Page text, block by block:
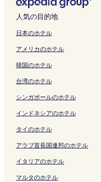
ン
ク
a
h
S
y
i
v
i
n
H
t
l
A
s
a
く
リ
ン
ク
開
く
リ
ン
ー
ジ
を
開
リ
ク
n
o
e
o
t
s
の
ペ
ジ
開
リ
ン
ク
E
の
ペ
ー
を
く
リ
ン
ク
t
h
e
t
l
c
a
r
ペ
ジ
開
く
リ
ン
の
ペ
ー
ジ
開
リ
ン
ク
w
a
N
a
a
ペ
ー
ジ
を
く
ン
N
a
a
o
u
s
a
i
o
i
ペ
ー
ジ
を
を
開
く
リ
ク
i
n
w
の
ー
ジ
を
開
リ
ク
ペ
ー
ジ
を
く
ン
ク
の
ペ
ー
ジ
開
リ
ン
ク
e
l
N
a
a
ペ
ー
ジ
を
く
ン
c
y
N
a
a
O
k
i
n
w
の
ー
ジ
を
開
t
e
N
h
の
ペ
ー
ジ
開
リ
ク
o
n
H
o
e
I
の
ペ
ー
を
く
ン
ク
人気の目的地
日本のホテル
アメリカのホテル
韓国のホテル
台湾のホテル
シンガポールのホテル
インドネシアのホテル
タイのホテル
アラブ首長国連邦のホテル
イタリアのホテル
マルタのホテル